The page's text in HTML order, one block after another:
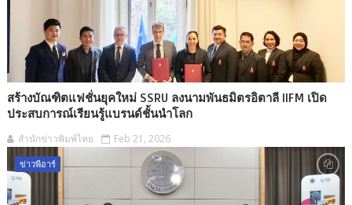
สร้างบัณฑิตแฟชั่นยุคใหม่ SSRU ลงนามพันธมิตรอิตาลี IIFM เปิด
ประสบการณ์เรียนรู้แบรนด์ชั้นนำโลก
สำนักข่าวพิมพ์ไทย Feb 21, 2026
ข่าวพีอาร์